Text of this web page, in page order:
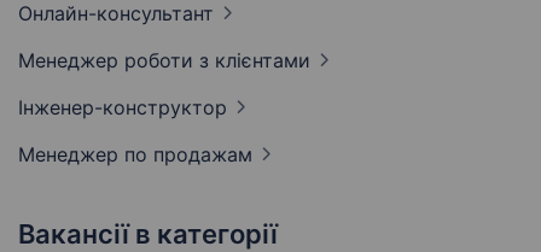
Онлайн-консультант
Менеджер роботи з клієнтами
Інженер-конструктор
Менеджер по продажам
Вакансії в категорії